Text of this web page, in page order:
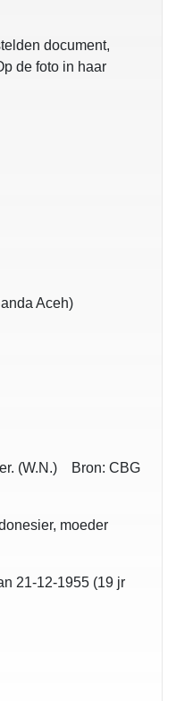
document,
de foto in haar
Aceh)
(W.N.) Bron: CBG
moeder
21-12-1955 (19 jr